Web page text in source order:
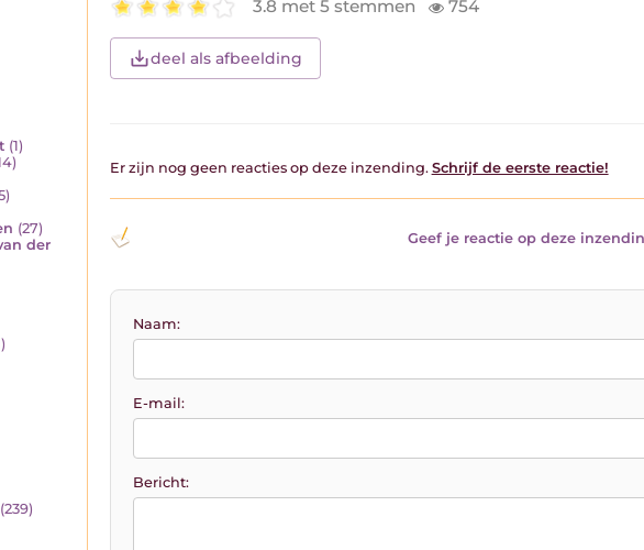
(1)
(27)
der
(239)
3.8 met 5 stemmen 754
deel als afbeelding
Er zijn nog geen reacties op deze inzending. Schrijf de eerste reactie!
Geef je reactie op deze
Naam:
E-mail:
Bericht: